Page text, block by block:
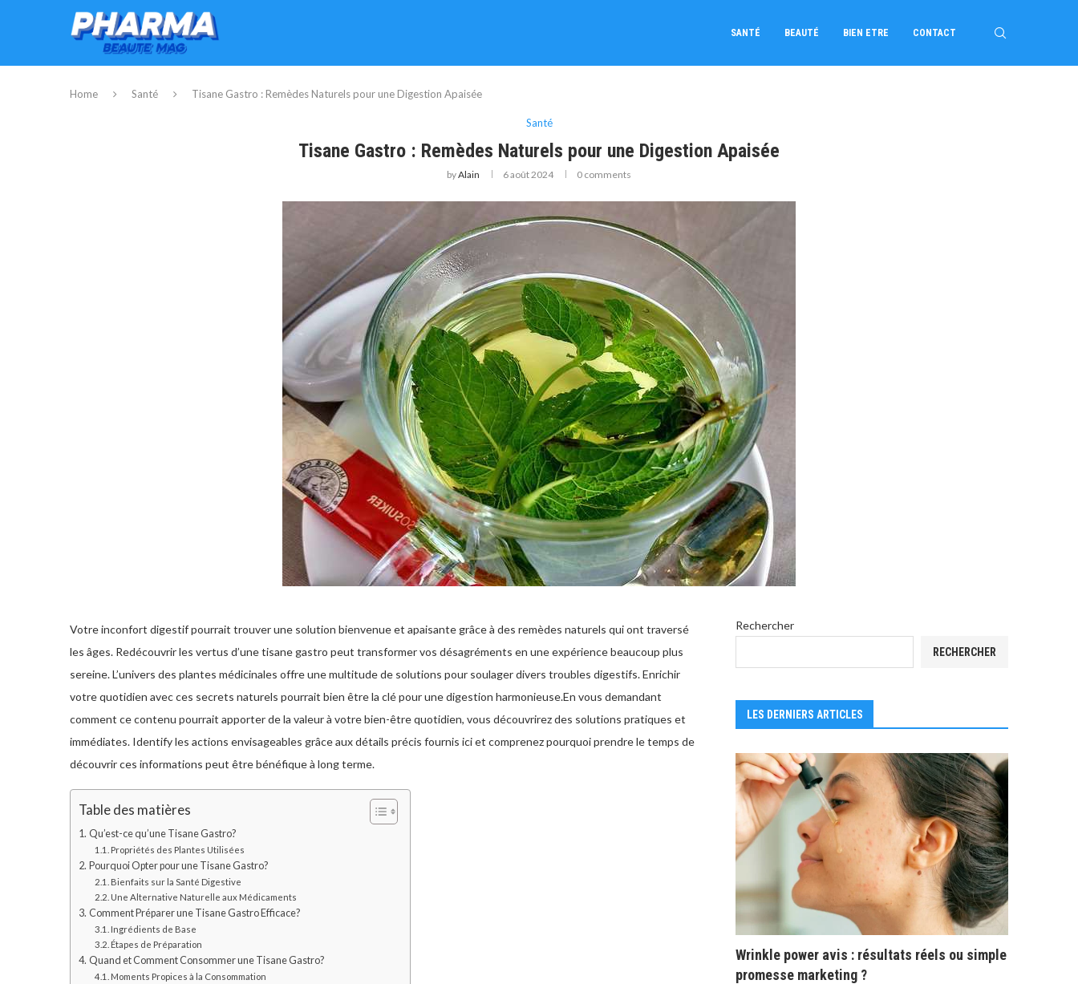
SANTÉ BEAUTÉ BIEN ETRE CONTACT
Home Santé Tisane Gastro : Remèdes Naturels pour une Digestion Apaisée
Santé
Tisane Gastro : Remèdes Naturels pour une Digestion Apaisée
byAlain 6 août 2024 0 comments
Votre inconfort digestif pourrait trouver une solution bienvenue et apaisante grâce à des remèdes naturels qui ont traversé
les âges. Redécouvrir les vertus d’une tisane gastro peut transformer vos désagréments en une expérience beaucoup plus
sereine. L’univers des plantes médicinales offre une multitude de solutions pour soulager divers troubles digestifs. Enrichir
votre quotidien avec ces secrets naturels pourrait bien être la clé pour une digestion harmonieuse.En vous demandant
comment ce contenu pourrait apporter de la valeur à votre bien-être quotidien, vous découvrirez des solutions pratiques et
immédiates. Identify les actions envisageables grâce aux détails précis fournis ici et comprenez pourquoi prendre le temps de
découvrir ces informations peut être bénéfique à long terme.
Table des matières
Qu’est-ce qu’une Tisane Gastro?
Propriétés des Plantes Utilisées
Pourquoi Opter pour une Tisane Gastro?
Bienfaits sur la Santé Digestive
Une Alternative Naturelle aux Médicaments
Comment Préparer une Tisane Gastro Efficace?
Ingrédients de Base
Étapes de Préparation
Quand et Comment Consommer une Tisane Gastro?
Moments Propices à la Consommation
Rechercher
RECHERCHER
LES DERNIERS ARTICLES
Wrinkle power avis : résultats réels ou simple
promesse marketing ?